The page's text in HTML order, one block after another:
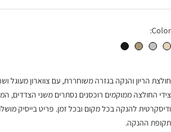
בהנחה
Color:
חולצת הריון והנקה רוכסנים לבן בז' חולצת הריון והנקה רוכסנים אפור לבן חולצת הריון והנקה רוכסנים חאקיחולצת הריון והנקה רוכסנים שחור
חולצת הריון והנקה בגזרה משוחררת, עם צווארון מעוגל
צידי החולצה ממוקמים רוכסנים נסתרים משני הצדדים,
ודיסקרטית להנקה בכל מקום ובכל זמן. פריט בייסיק
תקופת ההנקה.